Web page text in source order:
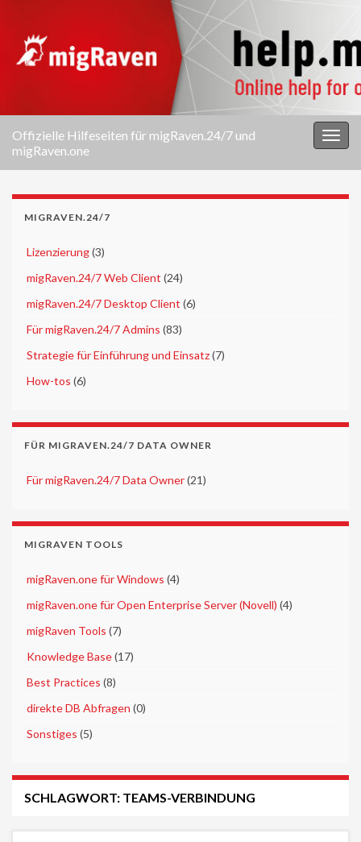
Offizielle Hilfeseiten für migRaven.24/7 und
migRaven.one
MIGRAVEN.24/7
Lizenzierung(3)
migRaven.24/7 Web Client (24)
migRaven.24/7 Desktop Client (6)
Für migRaven.24/7 Admins (83)
Strategie für Einführung und Einsatz(7)
How-tos (6)
FÜR MIGRAVEN.24/7 DATA OWNER
Für migRaven.24/7 Data Owner(21)
MIGRAVEN TOOLS
migRaven.one für Windows (4)
migRaven.one für Open Enterprise Server (Novell) (4)
migRaven Tools (7)
Knowledge Base(17)
Best Practices (8)
direkte DB Abfragen (0)
Sonstiges (5)
SCHLAGWORT: TEAMS-VERBINDUNG